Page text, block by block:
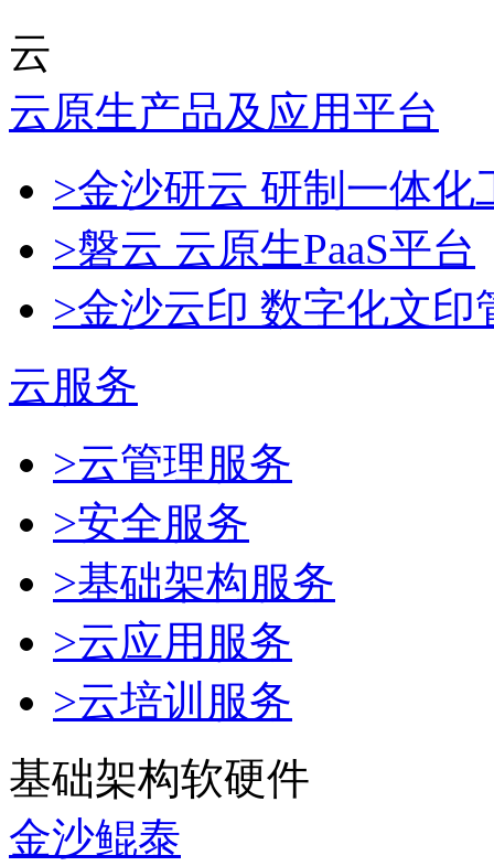
云
云原生产品及应用平台
>金沙研云 研制一体
>磐云 云原生PaaS平台
>金沙云印 数字化文印
云服务
>云管理服务
>安全服务
>基础架构服务
>云应用服务
>云培训服务
基础架构软硬件
金沙鲲泰